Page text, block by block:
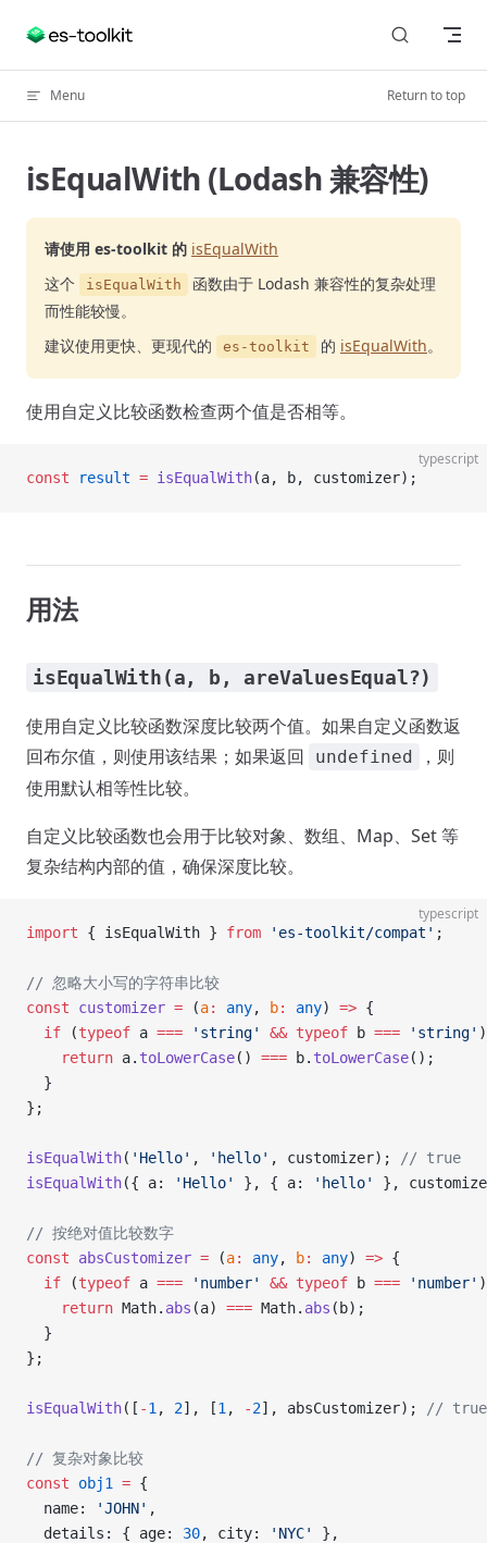
Skip to content
Menu Return to top
isEqualWith (Lodash 兼容性)
请使用 es-toolkit 的 isEqualWith
这个
isEqualWith
函数由于 Lodash 兼容性的复杂处理
而性能较慢。
建议使用更快、更现代的
es-toolkit 的 isEqualWith。
使用自定义比较函数检查两个值是否相等。
typescript
const result = isEqualWith(a, b, customizer);
用法
isEqualWith(a, b, areValuesEqual?)
使用自定义比较函数深度比较两个值。如果自定义函数返
回布尔值，则使用该结果；如果返回
undefined
，则
使用默认相等性比较。
自定义比较函数也会用于比较对象、数组、Map、Set 等
复杂结构内部的值，确保深度比较。
typescript
import { isEqualWith } from 'es-toolkit/compat' ;
// 忽略大小写的字符串比较
const customizer = (a: any, b: any) => {
  if
(typeof a === 'string' && typeof b === 'string'
    return
a. toLowerCase() === b. toLowerCase();
  }
};
isEqualWith( 'Hello' , 'hello' , customizer);
// true
isEqualWith({ a: 'Hello' }, { a: 'hello' },
// 按绝对值比较数字
const absCustomizer = (a: any, b: any) => {
  if
(typeof a === 'number' && typeof b === 'number'
    return
Math. abs (a) === Math. abs (b);
  }
};
isEqualWith([ -1 , 2], [1 , -2], absCustomizer); // true
// 复杂对象比较
const obj1 = {
  name:
'JOHN' ,
  details: { age:
30, city: 'NYC'
},